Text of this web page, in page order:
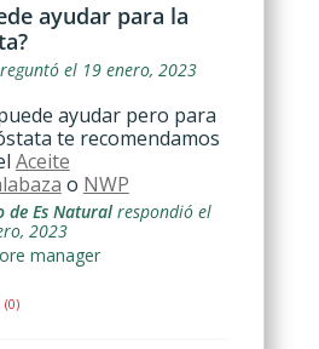
ayudar para la
el 19 enero, 2023
ayudar pero para
te recomendamos
Aceite
o NWP
de Es Naturalrespondió el
2023
manager
(0)